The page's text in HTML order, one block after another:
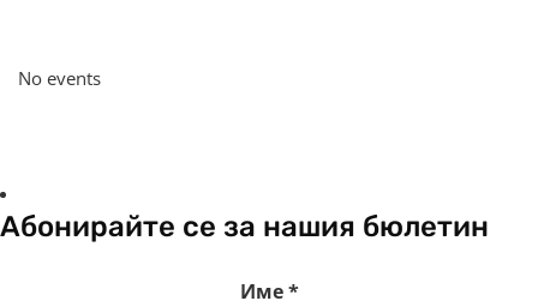
No events
Абонирайте се за нашия бюлетин
Име*